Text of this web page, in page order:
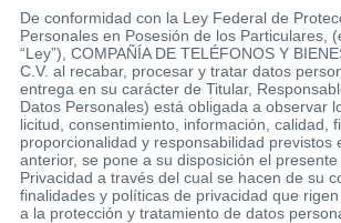
Slim
Ayuda
De conformidad con la Ley Federal de
Personales en Posesión de los Particulares,
“Ley”), COMPAÑÍA DE TELÉFONOS Y
C.V. al recabar, procesar y tratar datos
entrega en su carácter de Titular,
Datos Personales) está obligada a observar
licitud, consentimiento, información, calidad,
proporcionalidad y responsabilidad previstos
anterior, se pone a su disposición el presente
Privacidad a través del cual se hacen de su
finalidades y políticas de privacidad que
a la protección y tratamiento de datos